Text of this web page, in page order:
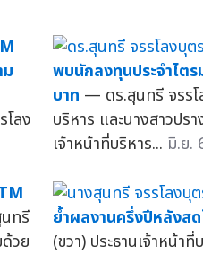
โลง
พบนักลงทุนประจำไต
บาท — ดร.สุนทรี จรรโ
บริหาร และนางสาวปร
เจ้าหน้าที่บริหาร... มิ.ย.
ทรี
วย
ย้ำผลงานครึ่งปีหลังส
(ขวา) ประธานเจ้าหน้า